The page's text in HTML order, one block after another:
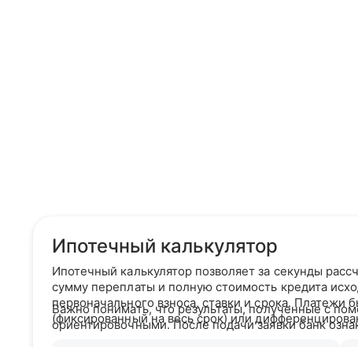
Ипотечный калькулятор
Ипотечный калькулятор позволяет за секунды
сумму переплаты и полную стоимость кредита
первоначального взноса, ставки и срока. Платежи
(фиксированный на весь срок) или
Важно понимать, что результаты, полученные с
ориентировочными. После подачи заявки банк